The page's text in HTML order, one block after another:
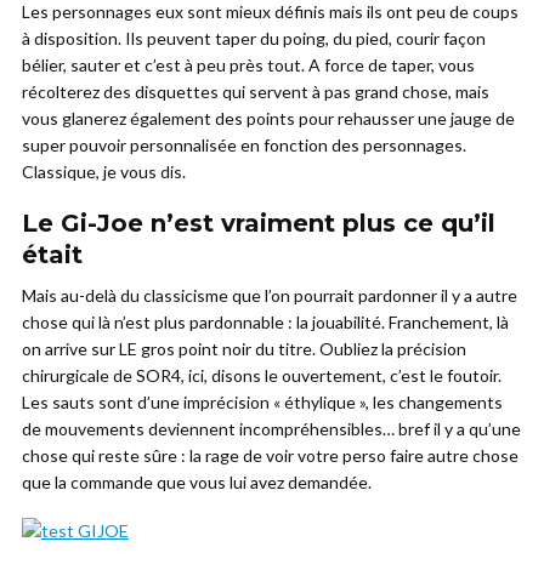
Les personnages eux sont mieux définis mais ils ont peu de coups
à disposition. Ils peuvent taper du poing, du pied, courir façon
bélier, sauter et c’est à peu près tout. A force de taper, vous
récolterez des disquettes qui servent à pas grand chose, mais
vous glanerez également des points pour rehausser une jauge de
super pouvoir personnalisée en fonction des personnages.
Classique, je vous dis.
Le Gi-Joe n’est vraiment plus ce qu’il
était
Mais au-delà du classicisme que l’on pourrait pardonner il y a autre
chose qui là n’est plus pardonnable : la jouabilité. Franchement, là
on arrive sur LE gros point noir du titre. Oubliez la précision
chirurgicale de SOR4, ici, disons le ouvertement, c’est le foutoir.
Les sauts sont d’une imprécision « éthylique », les changements
de mouvements deviennent incompréhensibles… bref il y a qu’une
chose qui reste sûre : la rage de voir votre perso faire autre chose
que la commande que vous lui avez demandée.